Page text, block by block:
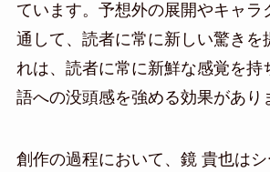
ています。予想外の展開やキャラ
通して、読者に常に新しい驚きを
れは、読者に常に新鮮な感覚を持
語への没頭感を強める効果があり
創作の過程において、鏡 貴也は